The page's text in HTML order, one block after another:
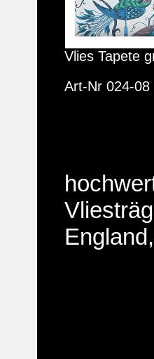
Vlies Tapete
Art-Nr 024-08